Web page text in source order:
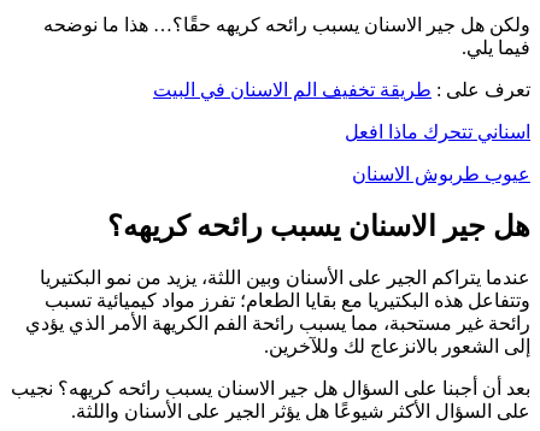
ولكن هل جير الاسنان يسبب رائحه كريهه حقًا؟… هذا ما نوضحه
فيما يلي.
تعرف على : طريقة تخفيف الم الاسنان في البيت
اسناني تتحرك ماذا افعل
عيوب طربوش الاسنان
هل جير الاسنان يسبب رائحه كريهه؟
عندما يتراكم الجير على الأسنان وبين اللثة، يزيد من نمو البكتيريا
وتتفاعل هذه البكتيريا مع بقايا الطعام؛ تفرز مواد كيميائية تسبب
رائحة غير مستحبة، مما يسبب رائحة الفم الكريهة الأمر الذي يؤدي
إلى الشعور بالانزعاج لك وللآخرين.
بعد أن أجبنا على السؤال هل جير الاسنان يسبب رائحه كريهه؟ نجيب
على السؤال الأكثر شيوعًا هل يؤثر الجير على الأسنان واللثة.